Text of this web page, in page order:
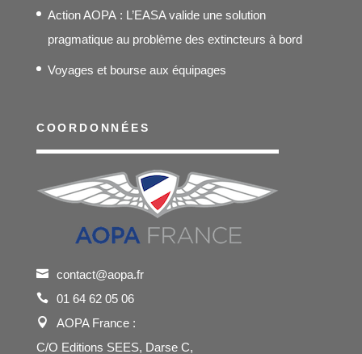
Action AOPA : L’EASA valide une solution
pragmatique au problème des extincteurs à bord
Voyages et bourse aux équipages
COORDONNÉES
contact@aopa.fr
01 64 62 05 06
AOPA France :
C/O Editions SEES, Darse C,